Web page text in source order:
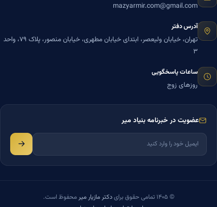
mazyarmir.com@gmail.com
آدرس دفتر
تهران، خیابان ولیعصر، ابتدای خیابان مطهری، خیابان منصور، پلاک ۷۹، واحد
۳
ساعات پاسخگویی
روزهای زوج
عضویت در خبرنامه بنیاد میر
© ۱۴۰۵ تمامی حقوق برای دکتر مازیار میر محفوظ است.